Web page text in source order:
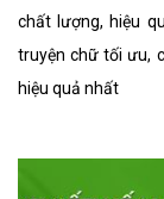
chất lượng, hiệu
truyện chữ tối ưu,
hiệu quả nhất